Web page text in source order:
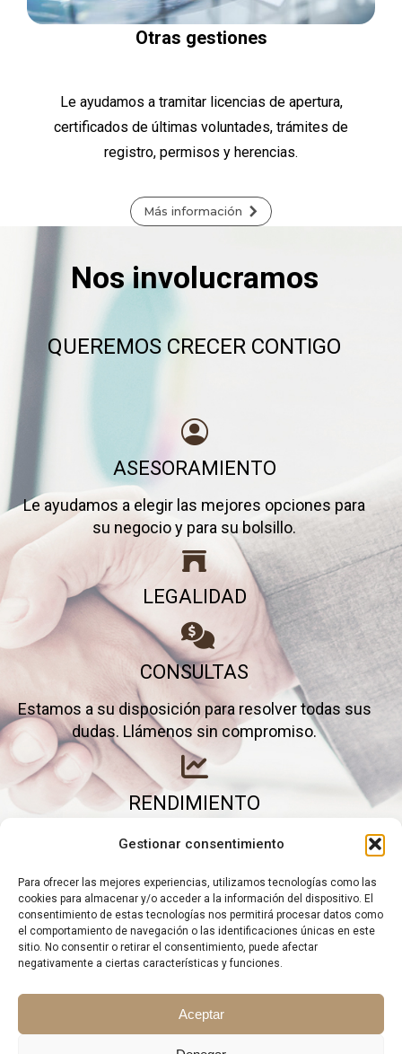
Gestionar consentimiento
Para ofrecer las mejores experiencias, utilizamos tecnologías como las
cookies para almacenar y/o acceder a la información del dispositivo. El
consentimiento de estas tecnologías nos permitirá procesar datos como
el comportamiento de navegación o las identificaciones únicas en este
sitio. No consentir o retirar el consentimiento, puede afectar
negativamente a ciertas características y funciones.
Aceptar
Otras gestiones
Le ayudamos a tramitar licencias de apertura,
certificados de últimas voluntades, trámites de
registro, permisos y herencias.
Más información
Nos involucramos
QUEREMOS CRECER CONTIGO
ASESORAMIENTO
Le ayudamos a elegir las mejores opciones para
su negocio y para su bolsillo.
LEGALIDAD
CONSULTAS
Estamos a su disposición para resolver todas sus
dudas. Llámenos sin compromiso.
RENDIMIENTO
Elimine gastos inútiles y saque el máximo partido a